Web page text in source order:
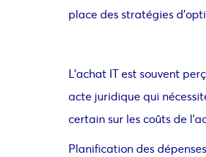
place des stratégies
L’achat IT est souvent
acte juridique qui
certain sur les coûts de
Planification des